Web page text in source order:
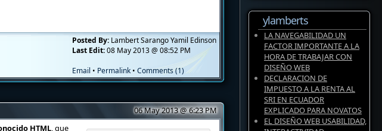
Posted By: Lambert Sarango Yamil Edinson
Last Edit:08 May 2013 @ 08:52 PM
Email • Permalink •Comments (1)
06 May 2013 @ 6:23 PM
HTML, que
ylamberts
LA NAVEGABILIDAD UN
FACTOR IMPORTANTE A LA
HORA DE TRABAJAR CON
DISEÑO WEB
DECLARACION DE
IMPUESTO A LA RENTA AL
SRI EN ECUADOR
EXPLICADO PARA NOVATOS
EL DISEÑO WEB USABILIDAD,